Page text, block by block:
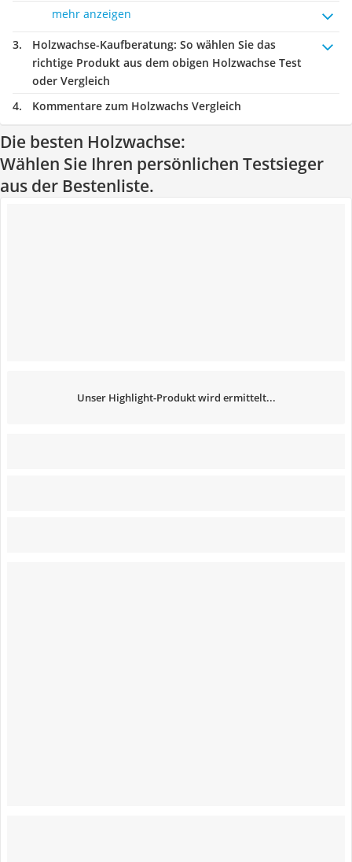
mehr anzeigen
Holzwachse-Kaufberatung: So wählen Sie das
richtige Produkt aus dem obigen Holzwachse Test
oder Vergleich
Kommentare zum Holzwachs Vergleich
Die besten Holzwachse:
Wählen Sie Ihren persönlichen Testsieger
aus der Bestenliste.
Unser Highlight-Produkt wird ermittelt...